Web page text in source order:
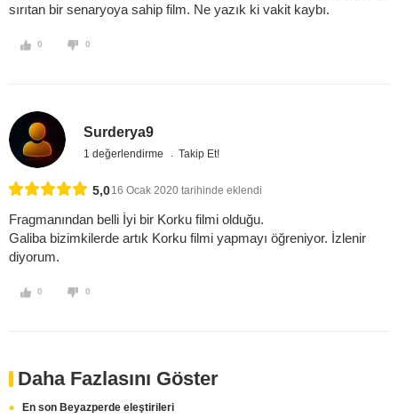
sırıtan bir senaryoya sahip film. Ne yazık ki vakit kaybı.
0 0
Surderya9
1 değerlendirme Takip Et!
5,016 Ocak 2020 tarihinde eklendi
Fragmanından belli İyi bir Korku filmi olduğu.
Galiba bizimkilerde artık Korku filmi yapmayı öğreniyor. İzlenir
diyorum.
0 0
Daha Fazlasını Göster
En son Beyazperde eleştirileri